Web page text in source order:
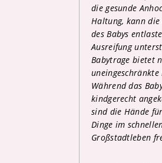
die gesunde
Haltung, kann die
des Babys
Ausreifung
Babytrage bietet
Während das
kindgerecht
sind die Hände
Dinge im
Großstadtleben